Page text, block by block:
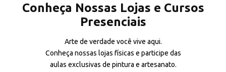
Conheça Nossas Lojas e Cursos
Presenciais
Arte de verdade você vive aqui.
Conheça nossas lojas físicas e participe das
aulas exclusivas de pintura e artesanato.